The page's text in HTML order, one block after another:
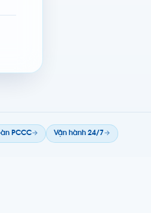
PCCC→ Vận hành 24/7→